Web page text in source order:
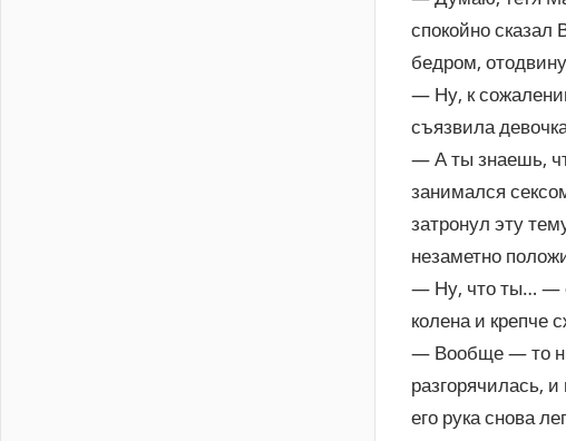
спокойно сказал
бедром,
— Ну, к
съязвила
— А ты знаешь,
занимался
затронул эту
незаметно
— Ну, что ты… —
колена и крепче
— Вообще — то
разгорячилась,
его рука снова